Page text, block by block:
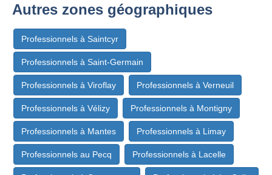
Autres zones géographiques
Professionnels à Saintcyr
Professionnels à Saint-Germain
Professionnels à Viroflay Professionnels à Verneuil
Professionnels à Vélizy Professionnels à Montigny
Professionnels à Mantes Professionnels à Limay
Professionnels au Pecq Professionnels à Lacelle